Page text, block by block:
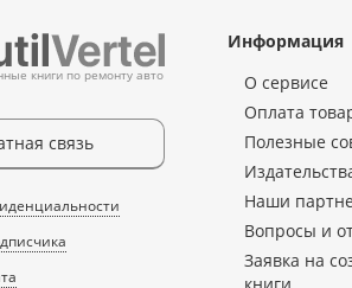
книги по ремонту авто
связь
Информация
О сервисе
Оплата
Полезные
Наши
Вопросы и
Заявка на